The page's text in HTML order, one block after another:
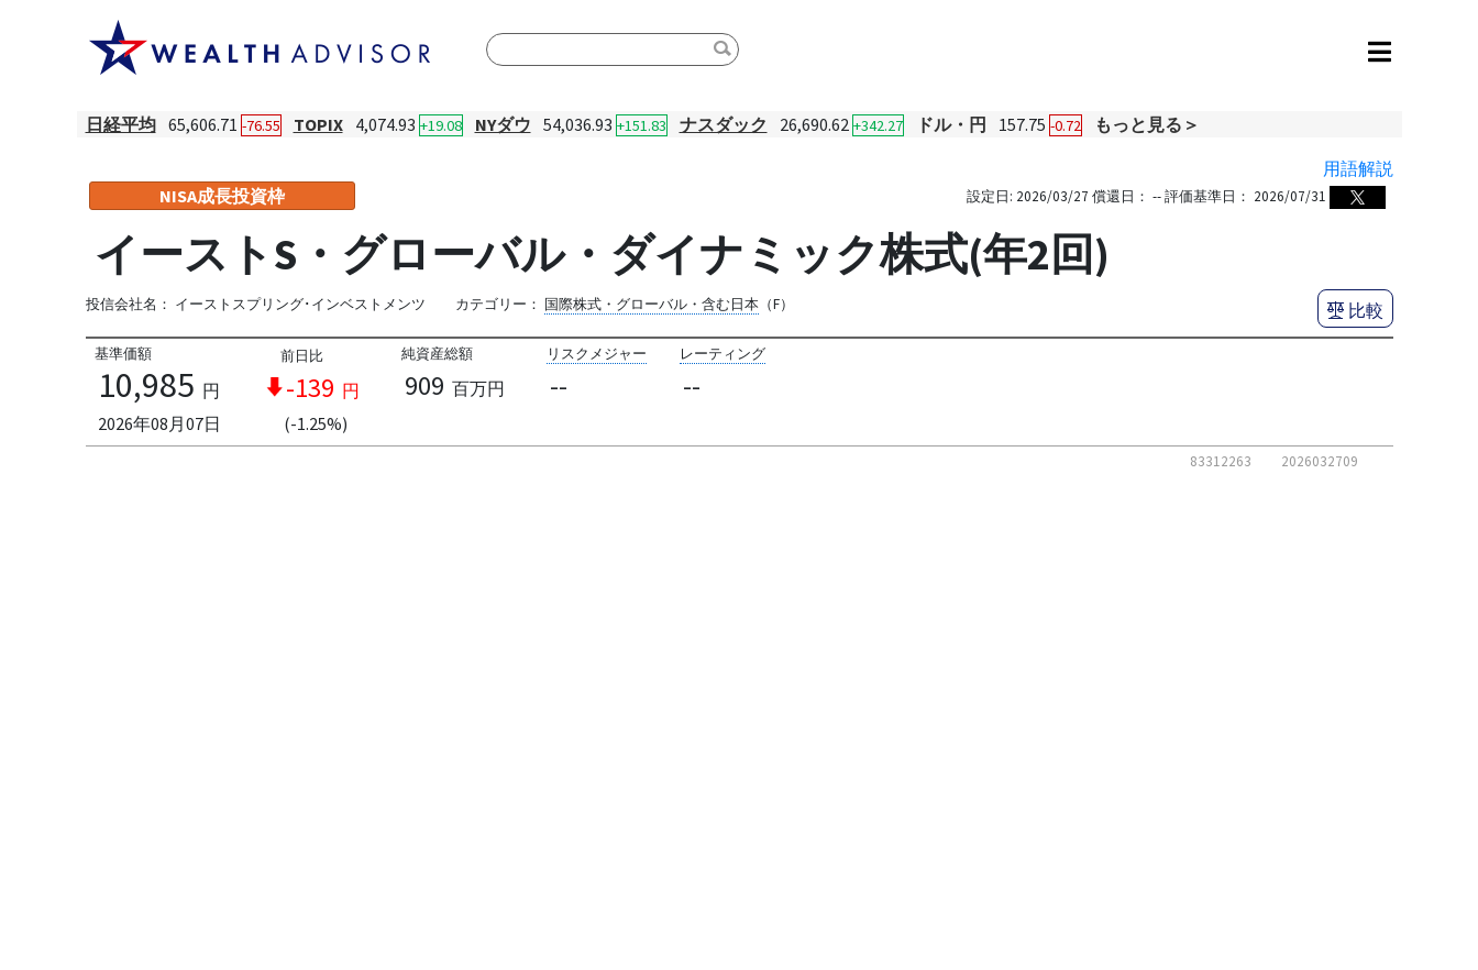
日経平均 65,606.71 -76.55 TOPIX 4,074.93 +19.08 NYダウ 54,036.93 +151.83 ナスダック 26,690.62 +342.27 ドル・円 157.75 -0.72
もっと見る＞
用語解説
NISA成長投資枠
設定日: 2026/03/27 償還日： -- 評価基準日： 2026/07/31
イーストS・グローバル・ダイナミック株式(年2回)
投信会社名： イーストスプリング･インベストメンツ カテゴリー： 国際株式・グローバル・含む日本（F） 比較
基準価額
10,985 円
2026年08月07日
前日比
-139 円
(-1.25%)
純資産総額
909 百万円
リスクメジャー
--
レーティング
--
83312263 2026032709